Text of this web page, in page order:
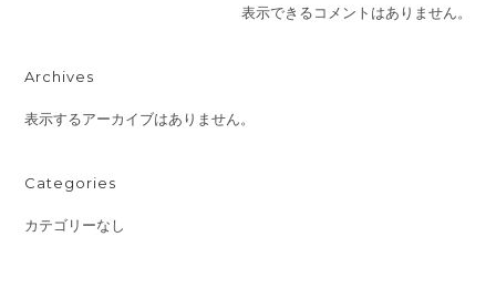
表示できるコメントはありません。
Archives
表示するアーカイブはありません。
Categories
カテゴリーなし